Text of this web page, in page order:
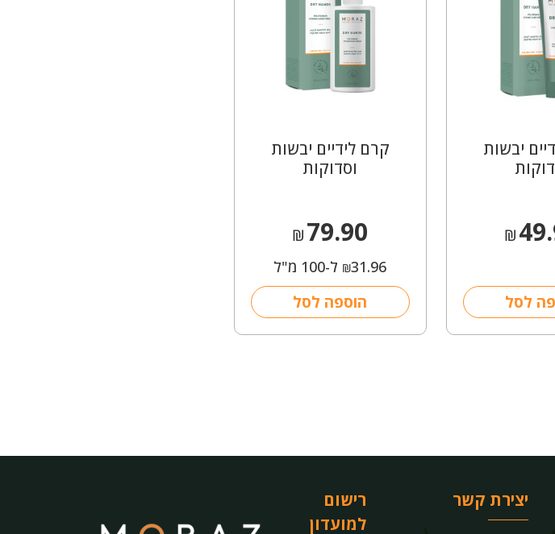
יבשות
₪
לסל
קרם לידיים יבשות
וסדוקות
₪79.90
₪31.96 ל-100 מ"ל
הוספה לסל
יצירת קשר
רישום
למועדון